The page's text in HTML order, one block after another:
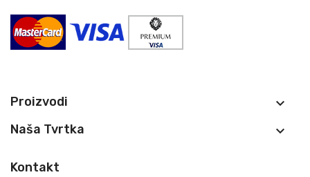
Proizvodi 
Naša Tvrtka 
Kontakt